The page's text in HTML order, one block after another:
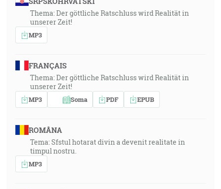
Thema: Der göttliche Ratschluss wird Realität in
unserer Zeit!
MP3
FRANÇAIS
Thema: Der göttliche Ratschluss wird Realität in
unserer Zeit!
MP3 Soma PDF EPUB
ROMÂNA
Tema: Sfstul hotarat divin a devenit realitate in
timpul nostru.
MP3